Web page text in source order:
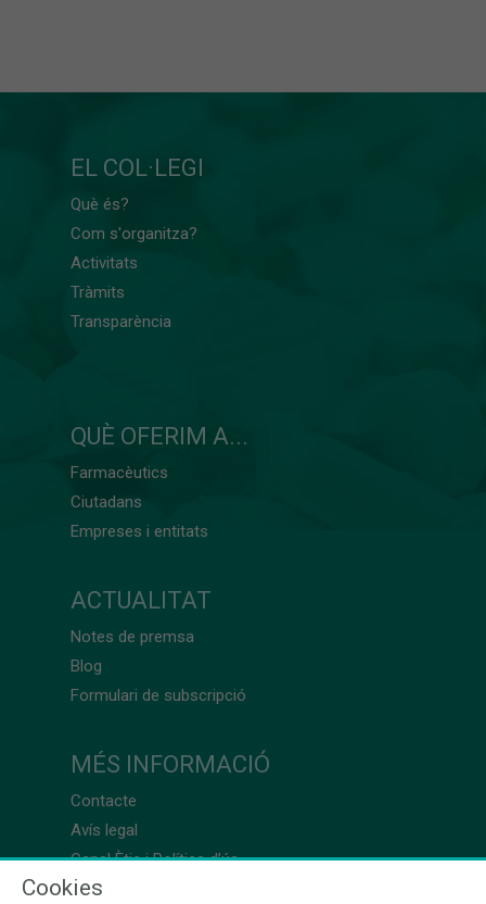
EL COL·LEGI
Què és?
Com s'organitza?
Activitats
Tràmits
Transparència
QUÈ OFERIM A...
Farmacèutics
Ciutadans
Empreses i entitats
ACTUALITAT
Notes de premsa
Blog
Formulari de subscripció
MÉS INFORMACIÓ
Contacte
Avís legal
Canal Ètic i Política d’ús
Cookies